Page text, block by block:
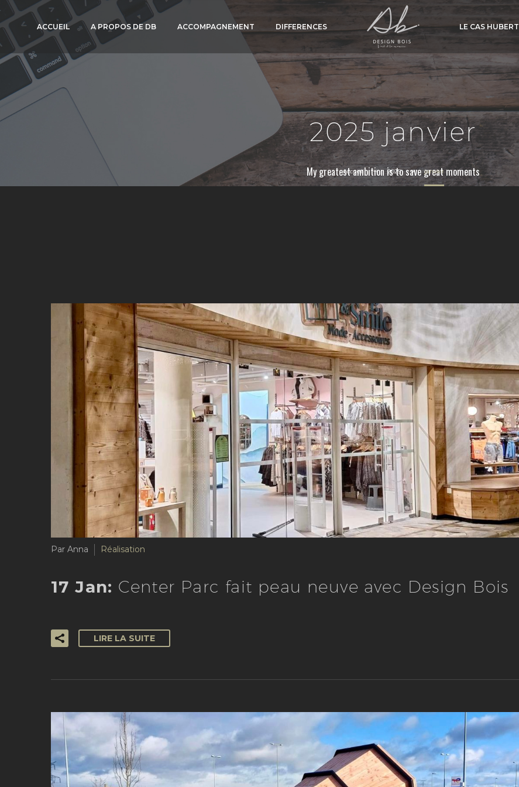
ACCUEIL A PROPOS DE DB ACCOMPAGNEMENT DIFFERENCES LE CAS HUBERT
2025 janvier
My greatest ambition is to save great moments
Accueil 2025 janvier
Par Anna Réalisation
17 Jan: Center Parc fait peau neuve avec Design Bois
LIRE LA SUITE